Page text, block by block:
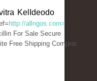
KelIdeodo
http://allngos.com>
For Sale Secure
Free Shipping Comprar